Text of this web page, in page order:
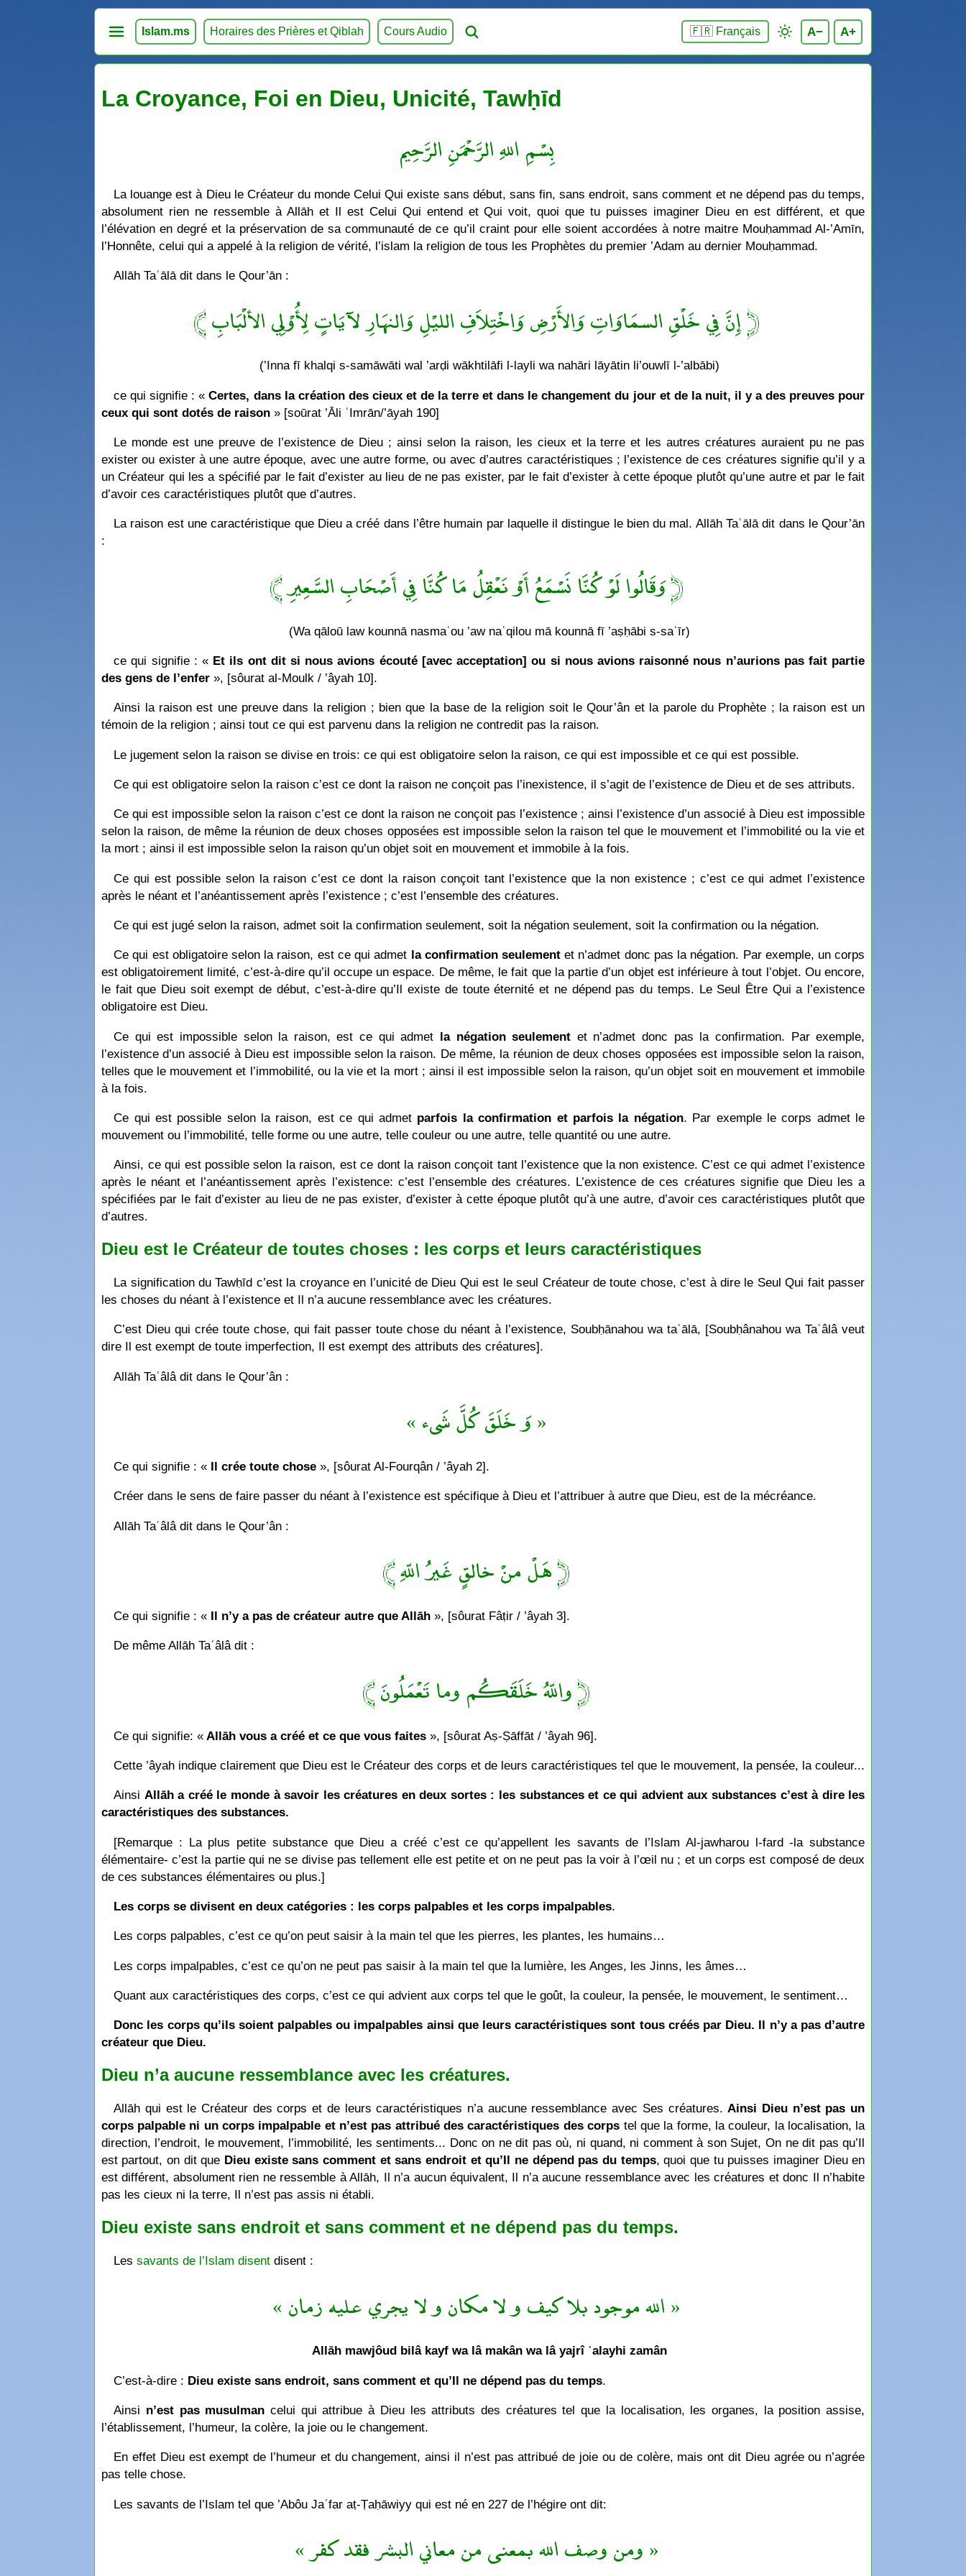
Islam.ms Horaires des Prières et Qiblah Cours Audio 🇫🇷 Français A− A+
La Croyance, Foi en Dieu, Unicité, Tawḥīd
بِسْمِ اللهِ الرَّحْمَنِ الرَّحِيم
La louange est à Dieu le Créateur du monde Celui Qui existe sans début, sans fin, sans endroit, sans comment et ne dépend pas du temps,
absolument rien ne ressemble à Allāh et Il est Celui Qui entend et Qui voit, quoi que tu puisses imaginer Dieu en est différent, et que
l’élévation en degré et la préservation de sa communauté de ce qu’il craint pour elle soient accordées à notre maitre Mouḥammad Al-’Amīn,
l’Honnête, celui qui a appelé à la religion de vérité, l’islam la religion de tous les Prophètes du premier ’Adam au dernier Mouḥammad.
Allāh Taʿālā dit dans le Qour’ān :
﴿ إِنَّ فِي خَلْقِ السمَاوَاتِ وَالأَرْضِ وَاخْتِلاَفِ الليْلِ وَالنهَارِ لآيَاتٍ لِأُوْلِي الألْبَابِ ﴾
(’Inna fī khalqi s-samāwāti wal ’arḍi wākhtilāfi l-layli wa nahāri lāyātin li’ouwlī l-’albābi)
ce qui signifie : « Certes, dans la création des cieux et de la terre et dans le changement du jour et de la nuit, il y a des preuves pour
ceux qui sont dotés de raison » [soūrat ’Āli ʿImrān/’āyah 190]
Le monde est une preuve de l’existence de Dieu ; ainsi selon la raison, les cieux et la terre et les autres créatures auraient pu ne pas
exister ou exister à une autre époque, avec une autre forme, ou avec d’autres caractéristiques ; l’existence de ces créatures signifie qu’il y a
un Créateur qui les a spécifié par le fait d’exister au lieu de ne pas exister, par le fait d’exister à cette époque plutôt qu’une autre et par le fait
d’avoir ces caractéristiques plutôt que d’autres.
La raison est une caractéristique que Dieu a créé dans l’être humain par laquelle il distingue le bien du mal. Allāh Taʿālā dit dans le Qour’ān
:
﴿ وَقَالُوا لَوْ كُنَّا نَسْمَعُ أَوْ نَعْقِلُ مَا كُنَّا فِي أَصْحَابِ السَّعِيرِ ﴾
(Wa qāloū law kounnā nasmaʿou ’aw naʿqilou mā kounnā fī ’aṣḥābi s-saʿīr)
ce qui signifie : «Et ils ont dit si nous avions écouté [avec acceptation] ou si nous avions raisonné nous n’aurions pas fait partie
des gens de l’enfer », [sôurat al-Moulk / ’âyah 10].
Ainsi la raison est une preuve dans la religion ; bien que la base de la religion soit le Qour’ân et la parole du Prophète ; la raison est un
témoin de la religion ; ainsi tout ce qui est parvenu dans la religion ne contredit pas la raison.
Le jugement selon la raison se divise en trois: ce qui est obligatoire selon la raison, ce qui est impossible et ce qui est possible.
Ce qui est obligatoire selon la raison c’est ce dont la raison ne conçoit pas l’inexistence, il s’agit de l’existence de Dieu et de ses attributs.
Ce qui est impossible selon la raison c’est ce dont la raison ne conçoit pas l’existence ; ainsi l’existence d’un associé à Dieu est impossible
selon la raison, de même la réunion de deux choses opposées est impossible selon la raison tel que le mouvement et l’immobilité ou la vie et
la mort ; ainsi il est impossible selon la raison qu’un objet soit en mouvement et immobile à la fois.
Ce qui est possible selon la raison c’est ce dont la raison conçoit tant l’existence que la non existence ; c’est ce qui admet l’existence
après le néant et l’anéantissement après l’existence ; c’est l’ensemble des créatures.
Ce qui est jugé selon la raison, admet soit la confirmation seulement, soit la négation seulement, soit la confirmation ou la négation.
Ce qui est obligatoire selon la raison, est ce qui admet la confirmation seulementet n’admet donc pas la négation. Par exemple, un corps
est obligatoirement limité, c’est-à-dire qu’il occupe un espace. De même, le fait que la partie d’un objet est inférieure à tout l’objet. Ou encore,
le fait que Dieu soit exempt de début, c’est-à-dire qu’Il existe de toute éternité et ne dépend pas du temps. Le Seul Être Qui a l’existence
obligatoire est Dieu.
Ce qui est impossible selon la raison, est ce qui admet la négation seulement et n’admet donc pas la confirmation. Par exemple,
l’existence d’un associé à Dieu est impossible selon la raison. De même, la réunion de deux choses opposées est impossible selon la raison,
telles que le mouvement et l’immobilité, ou la vie et la mort ; ainsi il est impossible selon la raison, qu’un objet soit en mouvement et immobile
à la fois.
Ce qui est possible selon la raison, est ce qui admet parfois la confirmation et parfois la négation. Par exemple le corps admet le
mouvement ou l’immobilité, telle forme ou une autre, telle couleur ou une autre, telle quantité ou une autre.
Ainsi, ce qui est possible selon la raison, est ce dont la raison conçoit tant l’existence que la non existence. C’est ce qui admet l’existence
après le néant et l’anéantissement après l’existence: c’est l’ensemble des créatures. L’existence de ces créatures signifie que Dieu les a
spécifiées par le fait d’exister au lieu de ne pas exister, d’exister à cette époque plutôt qu’à une autre, d’avoir ces caractéristiques plutôt que
d’autres.
Dieu est le Créateur de toutes choses : les corps et leurs caractéristiques
La signification du Tawḥīd c’est la croyance en l’unicité de Dieu Qui est le seul Créateur de toute chose, c’est à dire le Seul Qui fait passer
les choses du néant à l’existence et Il n’a aucune ressemblance avec les créatures.
C’est Dieu qui crée toute chose, qui fait passer toute chose du néant à l’existence, Soubḥānahou wa taʿālā, [Soubḥânahou wa Taʿâlâ veut
dire Il est exempt de toute imperfection, Il est exempt des attributs des créatures].
Allāh Taʿâlâ dit dans le Qour’ân :
« وَ خَلَقَ كُلَّ شَىء »
Ce qui signifie : « Il crée toute chose», [sôurat Al-Fourqân / ’âyah 2].
Créer dans le sens de faire passer du néant à l’existence est spécifique à Dieu et l’attribuer à autre que Dieu, est de la mécréance.
Allāh Taʿâlâ dit dans le Qour’ân :
﴿ هَلْ منْ خالقٍ غَيرُ اللّهِ ﴾
Ce qui signifie : « Il n’y a pas de créateur autre que Allāh», [sôurat Fâṭir / ’âyah 3].
De même Allāh Taʿâlâ dit :
﴿ واللّهُ خَلَقَكُم وما تَعْمَلُونَ ﴾
Ce qui signifie: « Allāh vous a créé et ce que vous faites», [sôurat Aṣ-Ṣāffāt / ’âyah 96].
Cette ’âyah indique clairement que Dieu est le Créateur des corps et de leurs caractéristiques tel que le mouvement, la pensée, la couleur...
Ainsi Allāh a créé le monde à savoir les créatures en deux sortes : les substances et ce qui advient aux substances c’est à dire les
caractéristiques des substances.
[Remarque : La plus petite substance que Dieu a créé c’est ce qu’appellent les savants de l’Islam Al-jawharou l-fard -la substance
élémentaire- c’est la partie qui ne se divise pas tellement elle est petite et on ne peut pas la voir à l’œil nu ; et un corps est composé de deux
de ces substances élémentaires ou plus.]
Les corps se divisent en deux catégories : les corps palpables et les corps impalpables.
Les corps palpables, c’est ce qu’on peut saisir à la main tel que les pierres, les plantes, les humains…
Les corps impalpables, c’est ce qu’on ne peut pas saisir à la main tel que la lumière, les Anges, les Jinns, les âmes…
Quant aux caractéristiques des corps, c’est ce qui advient aux corps tel que le goût, la couleur, la pensée, le mouvement, le sentiment…
Donc les corps qu’ils soient palpables ou impalpables ainsi que leurs caractéristiques sont tous créés par Dieu. Il n’y a pas d’autre
créateur que Dieu.
Dieu n’a aucune ressemblance avec les créatures.
Allāh qui est le Créateur des corps et de leurs caractéristiques n’a aucune ressemblance avec Ses créatures.Ainsi Dieu n’est pas un
corps palpable ni un corps impalpable et n’est pas attribué des caractéristiques des corps tel que la forme, la couleur, la localisation, la
direction, l’endroit, le mouvement, l’immobilité, les sentiments... Donc on ne dit pas où, ni quand, ni comment à son Sujet, On ne dit pas qu’Il
est partout, on dit que Dieu existe sans comment et sans endroit et qu’Il ne dépend pas du temps, quoi que tu puisses imaginer Dieu en
est différent, absolument rien ne ressemble à Allāh, Il n’a aucun équivalent, Il n’a aucune ressemblance avec les créatures et donc Il n’habite
pas les cieux ni la terre, Il n’est pas assis ni établi.
Dieu existe sans endroit et sans comment et ne dépend pas du temps.
Lessavants de l’Islam disent disent :
« الله موجود بلا كيف و لا مكان و لا يجري عليه زمان »
Allāh mawjôud bilâ kayf wa lâ makân wa lâ yajrî ʿalayhi zamân
C’est-à-dire : Dieu existe sans endroit, sans comment et qu’Il ne dépend pas du temps.
Ainsi n’est pas musulman celui qui attribue à Dieu les attributs des créatures tel que la localisation, les organes, la position assise,
l’établissement, l’humeur, la colère, la joie ou le changement.
En effet Dieu est exempt de l’humeur et du changement, ainsi il n’est pas attribué de joie ou de colère, mais ont dit Dieu agrée ou n’agrée
pas telle chose.
Les savants de l’Islam tel que ’Abôu Jaʿfar aṭ-Ṭaḥāwiyy qui est né en 227 de l’hégire ont dit:
« ومن وصف الله بمعنى من معاني البشر فقد كفر »